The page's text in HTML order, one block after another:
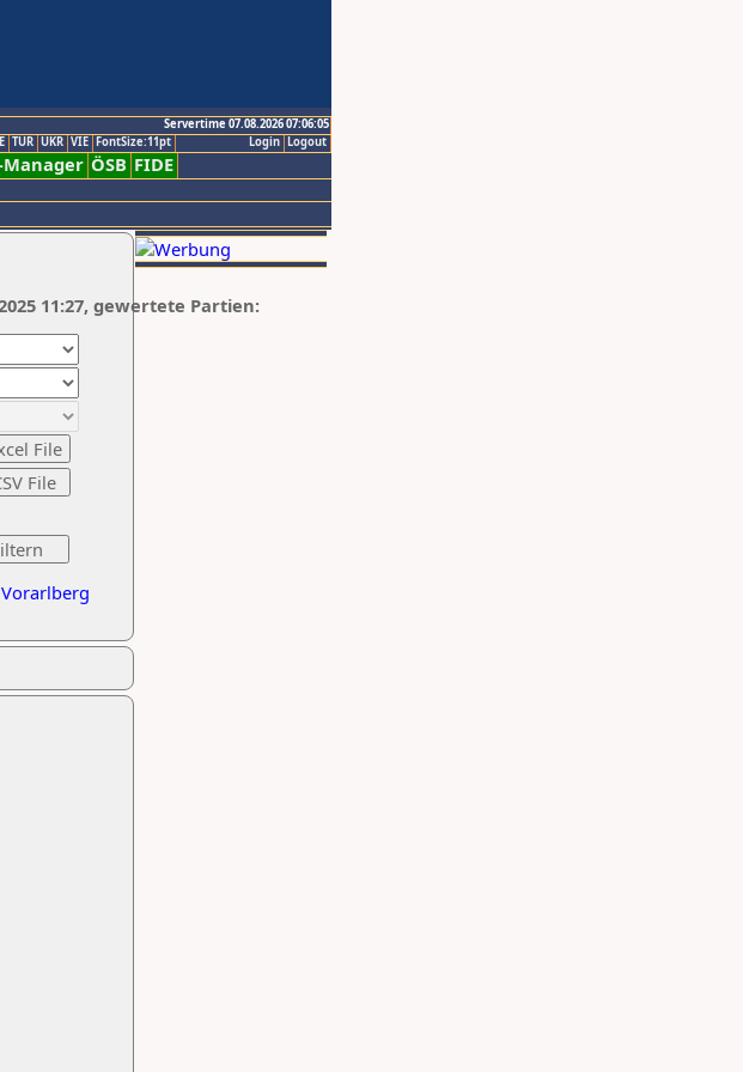
Servertime 07.08.2026 07:06:05
Logout
Login
TUR UKR VIE FontSize:11pt
Manager ÖSB FIDE
Vorarlberg
11:27, gewertete Partien: